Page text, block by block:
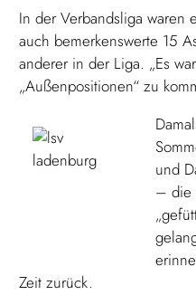
In der Verbandsliga waren
auch bemerkenswerte 15
anderer in der Liga. „Es
„Außenpositionen“ zu
D
und
– die
Zeit zurück.